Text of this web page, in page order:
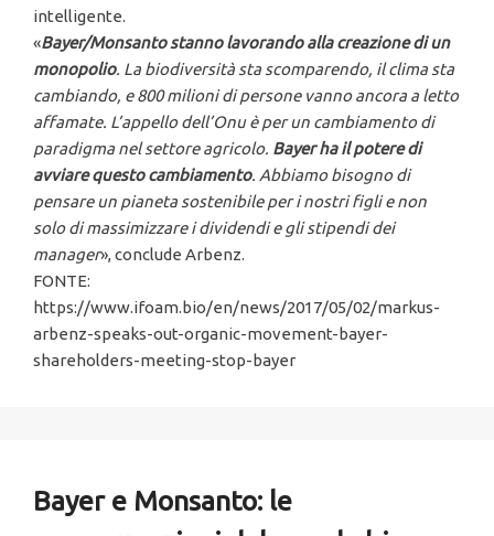
intelligente.
«Bayer/Monsanto stanno lavorando alla creazione di un
monopolio. La biodiversità sta scomparendo, il clima sta
cambiando, e 800 milioni di persone vanno ancora a letto
affamate. L’appello dell’Onu è per un cambiamento di
paradigma nel settore agricolo. Bayer ha il potere di
avviare questo cambiamento. Abbiamo bisogno di
pensare un pianeta sostenibile per i nostri figli e non
solo di massimizzare i dividendi e gli stipendi dei
manager», conclude Arbenz.
FONTE:
https://www.ifoam.bio/en/news/2017/05/02/markus-
arbenz-speaks-out-organic-movement-bayer-
shareholders-meeting-stop-bayer
Bayer e Monsanto: le